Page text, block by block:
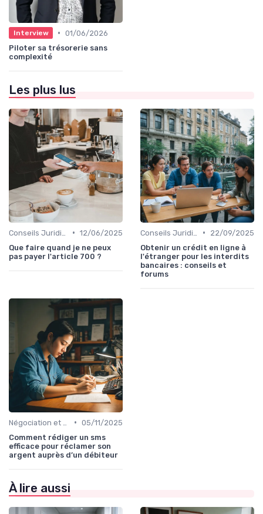
Interview • 01/06/2026
Piloter sa trésorerie sans
complexité
Les plus lus
• 12/06/2025
Que faire quand je ne peux
pas payer l'article 700 ?
•
22/09/2025
Obtenir un crédit en ligne à
l'étranger pour les interdits
bancaires : conseils et
forums
• 05/11/2025
Comment rédiger un sms
efficace pour réclamer son
argent auprès d’un débiteur
À lire aussi